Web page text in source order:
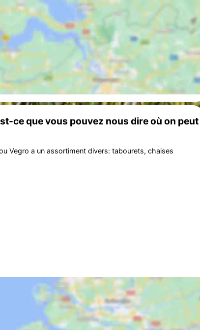
ce que vous pouvez nous dire où on peut
Vegro a un assortiment divers: tabourets, chaises